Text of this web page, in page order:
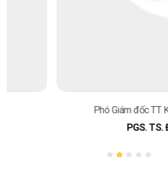
Phó Giám đốc TT KCB và Điều
PGS. TS. Đào Hùng